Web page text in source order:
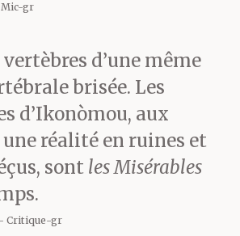
m’a demandé
euros il m’a
pas un
à manger.
et se sentait
honte il
Mic-gr
d’une même
brisée. Les
d’Ikonòmou, aux
une réalité en ruines et
sont les Misérables
Critique-gr